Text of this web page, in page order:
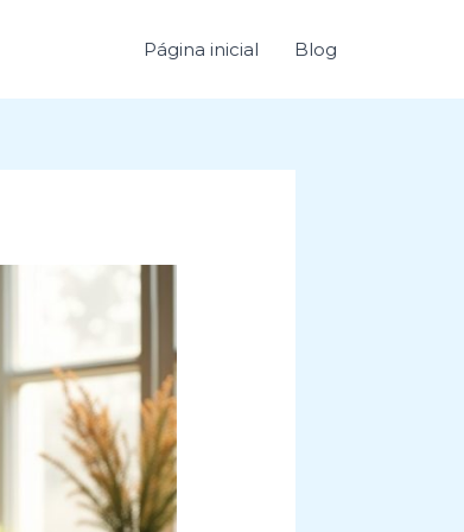
Página inicial Blog